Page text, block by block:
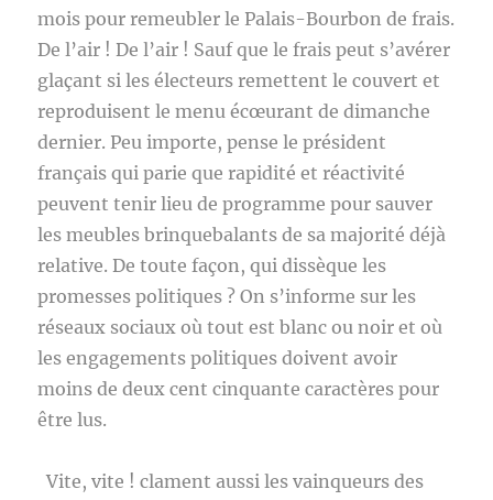
mois pour remeubler le Palais-Bourbon de frais.
De l’air ! De l’air ! Sauf que le frais peut s’avérer
glaçant si les électeurs remettent le couvert et
reproduisent le menu écœurant de dimanche
dernier. Peu importe, pense le président
français qui parie que rapidité et réactivité
peuvent tenir lieu de programme pour sauver
les meubles brinquebalants de sa majorité déjà
relative. De toute façon, qui dissèque les
promesses politiques ? On s’informe sur les
réseaux sociaux où tout est blanc ou noir et où
les engagements politiques doivent avoir
moins de deux cent cinquante caractères pour
être lus.
Vite, vite ! clament aussi les vainqueurs des